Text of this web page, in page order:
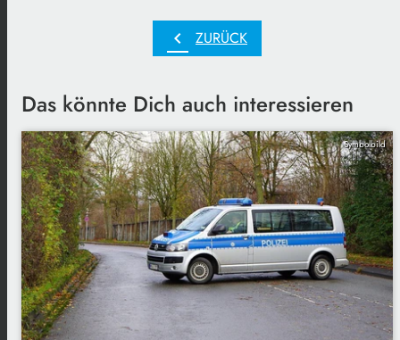
chevron_left ZURÜCK
Das könnte Dich auch interessieren
Symbolbild